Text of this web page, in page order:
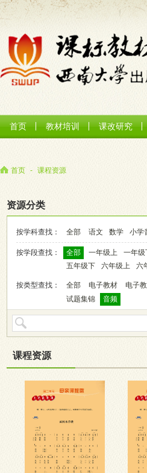
首页 教材培训 课改研究
首页 - 课程资源
资源分类
按学科查找： 全部 语文 数学 小学
按学段查找： 全部 一年级上 一年级
五年级下
六年级上 六
按类型查找： 全部 电子教材 电子
试题集锦
音频
课程资源